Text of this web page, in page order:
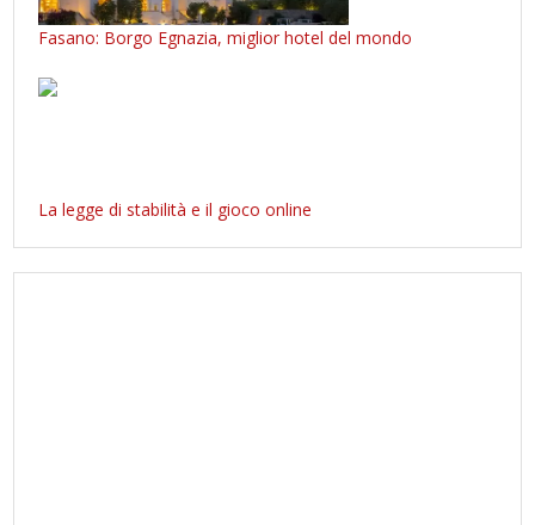
Fasano: Borgo Egnazia, miglior hotel del mondo
La legge di stabilità e il gioco online